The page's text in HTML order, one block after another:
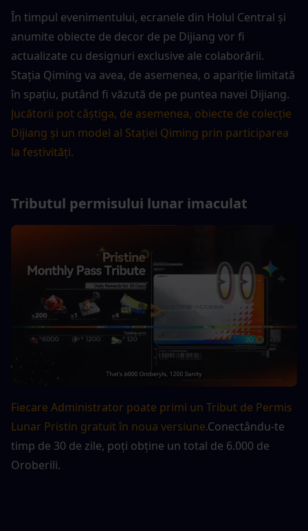
În timpul evenimentului, ecranele din Holul Central și
anumite obiecte de decor de pe Dijiang vor fi
actualizate cu designuri exclusive ale colaborării.
Stația Qiming va avea, de asemenea, o apariție limitată
în spațiu, putând fi văzută de pe puntea navei Dijiang.
Jucătorii pot câștiga, de asemenea, obiecte de colecție
Dijiang și un model al Stației Qiming prin participarea
la festivități.
Tributul permisului lunar imaculat
Fiecare Administrator poate primi un Tribut de Permis
Lunar Pristin gratuit în noua versiune.Conectându-te
timp de 30 de zile, poți obține un total de 6.000 de
Oroberili.